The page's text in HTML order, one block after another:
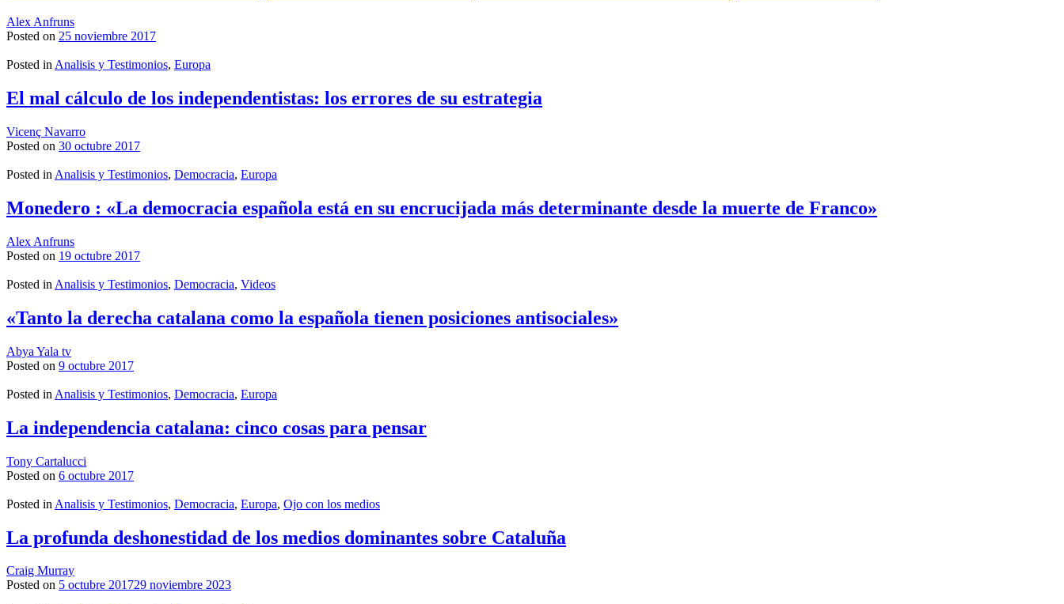
Alex Anfruns
Posted on 25 noviembre 2017
Posted in Analisis y Testimonios, Europa
El mal cálculo de los independentistas: los errores de su estrategia
Vicenç Navarro
Posted on 30 octubre 2017
Posted in Analisis y Testimonios, Democracia, Europa
Monedero : «La democracia española está en su encrucijada más determinante desde la muerte de Franco»
Alex Anfruns
Posted on 19 octubre 2017
Posted in Analisis y Testimonios, Democracia, Videos
«Tanto la derecha catalana como la española tienen posiciones antisociales»
Abya Yala tv
Posted on 9 octubre 2017
Posted in Analisis y Testimonios, Democracia, Europa
La independencia catalana: cinco cosas para pensar
Tony Cartalucci
Posted on 6 octubre 2017
Posted in Analisis y Testimonios, Democracia, Europa, Ojo con los medios
La profunda deshonestidad de los medios dominantes sobre Cataluña
Craig Murray
Posted on 5 octubre 201729 noviembre 2023